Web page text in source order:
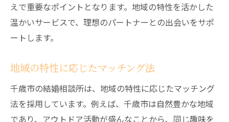
えで重要なポイントとなります。地域の特性を活かした
温かいサービスで、理想のパートナーとの出会いをサポ
ートします。
地域の特性に応じたマッチング法
千歳市の結婚相談所は、地域の特性に応じたマッチング
法を採用しています。例えば、千歳市は自然豊かな地域
であり、アウトドア活動が盛んなことから、同じ趣味を